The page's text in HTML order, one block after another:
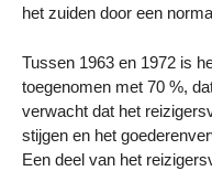
het zuiden door een
Tussen 1963 en 1972 is
toegenomen met 70 %,
verwacht dat het
stijgen en het
Een deel van het